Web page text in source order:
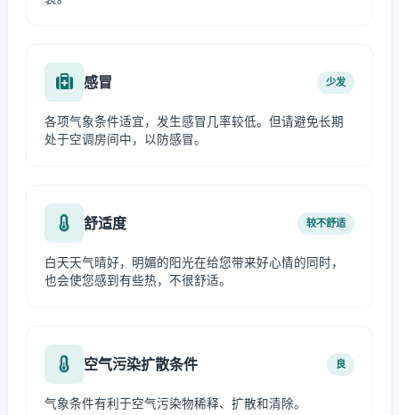
感冒 少发
各项气象条件适宜，发生感冒几率较低。但请避免长期
处于空调房间中，以防感冒。
舒适度 较不舒适
白天天气晴好，明媚的阳光在给您带来好心情的同时，
也会使您感到有些热，不很舒适。
空气污染扩散条件 良
气象条件有利于空气污染物稀释、扩散和清除。